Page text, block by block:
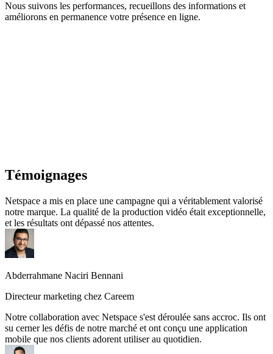
Nous suivons les performances, recueillons des informations et
améliorons en permanence votre présence en ligne.
Témoignages
Netspace a mis en place une campagne qui a véritablement valorisé
notre marque. La qualité de la production vidéo était exceptionnelle,
et les résultats ont dépassé nos attentes.
Directeur marketing chez Careem
Notre collaboration avec Netspace s'est déroulée sans accroc. Ils ont
su cerner les défis de notre marché et ont conçu une application
mobile que nos clients adorent utiliser au quotidien.